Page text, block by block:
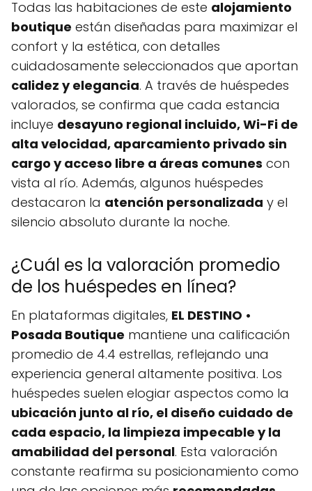
Todas las habitaciones de este alojamiento
boutique están diseñadas para maximizar el
confort y la estética, con detalles
cuidadosamente seleccionados que aportan
calidez y elegancia. A través de huéspedes
valorados, se confirma que cada estancia
incluye desayuno regional incluido, Wi-Fi de
alta velocidad, aparcamiento privado sin
cargo y acceso libre a áreas comunes con
vista al río. Además, algunos huéspedes
destacaron la atención personalizada y el
silencio absoluto durante la noche.
¿Cuál es la valoración promedio
de los huéspedes en línea?
En plataformas digitales, EL DESTINO •
Posada Boutique mantiene una calificación
promedio de 4.4 estrellas, reflejando una
experiencia general altamente positiva. Los
huéspedes suelen elogiar aspectos como la
ubicación junto al río, el diseño cuidado de
cada espacio, la limpieza impecable y la
amabilidad del personal. Esta valoración
constante reafirma su posicionamiento como